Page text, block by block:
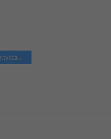
Pokaż wszystkie Odzież wodoochronna antystatyczna trudnopalna